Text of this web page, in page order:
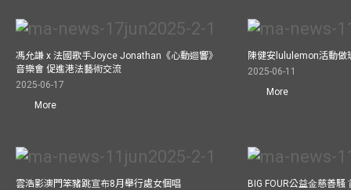
馮允謙 x 法國歌手Joyce Jonathan《心動迴響》
音樂會 促進港法藝術交流
2025-06-17
More
陳健安lululemon活動做
2025-06-11
More
雲浩影澳門笨豬跳宣布8月舉行處女個唱
BIG FOUR公益⾦慈善